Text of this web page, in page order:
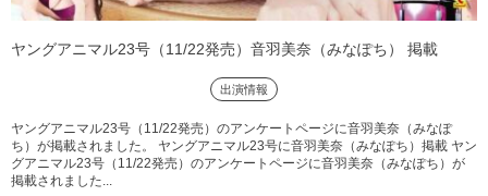
ヤングアニマル23号（11/22発売）音羽美奈（みなぽち） 掲載
出演情報
ヤングアニマル23号（11/22発売）のアンケートページに音羽美奈（みなぽ
ち）が掲載されました。 ヤングアニマル23号に音羽美奈（みなぽち）掲載 ヤン
グアニマル23号（11/22発売）のアンケートページに音羽美奈（みなぽち）が
掲載されました...